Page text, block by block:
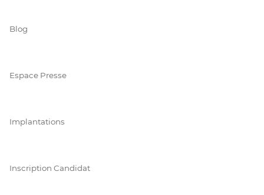
Blog
Espace Presse
Implantations
Inscription Candidat